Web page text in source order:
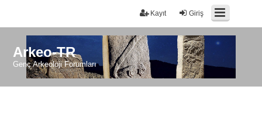
Giriş
Kayıt
Arkeo-TR
Genç Arkeoloji Forumları